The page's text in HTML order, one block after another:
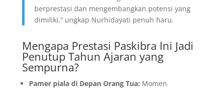
berprestasi dan mengembangkan potensi yang
dimiliki,” ungkap Nurhidayati penuh haru.
​Mengapa Prestasi Paskibra Ini Jadi
Penutup Tahun Ajaran yang
Sempurna?
Pamer piala di Depan Orang Tua: Momen